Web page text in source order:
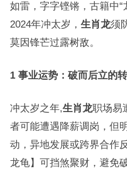
如雷，字字铿锵，古籍中“
2024年冲太岁， 生肖龙须
莫因锋芒过露树敌。
1 事业运势：破而后立的
冲太岁之年,生肖龙职场易
者可能遭遇降薪调岗，但
动，异地发展或跨界合作
龙龟】可挡煞聚财，避免